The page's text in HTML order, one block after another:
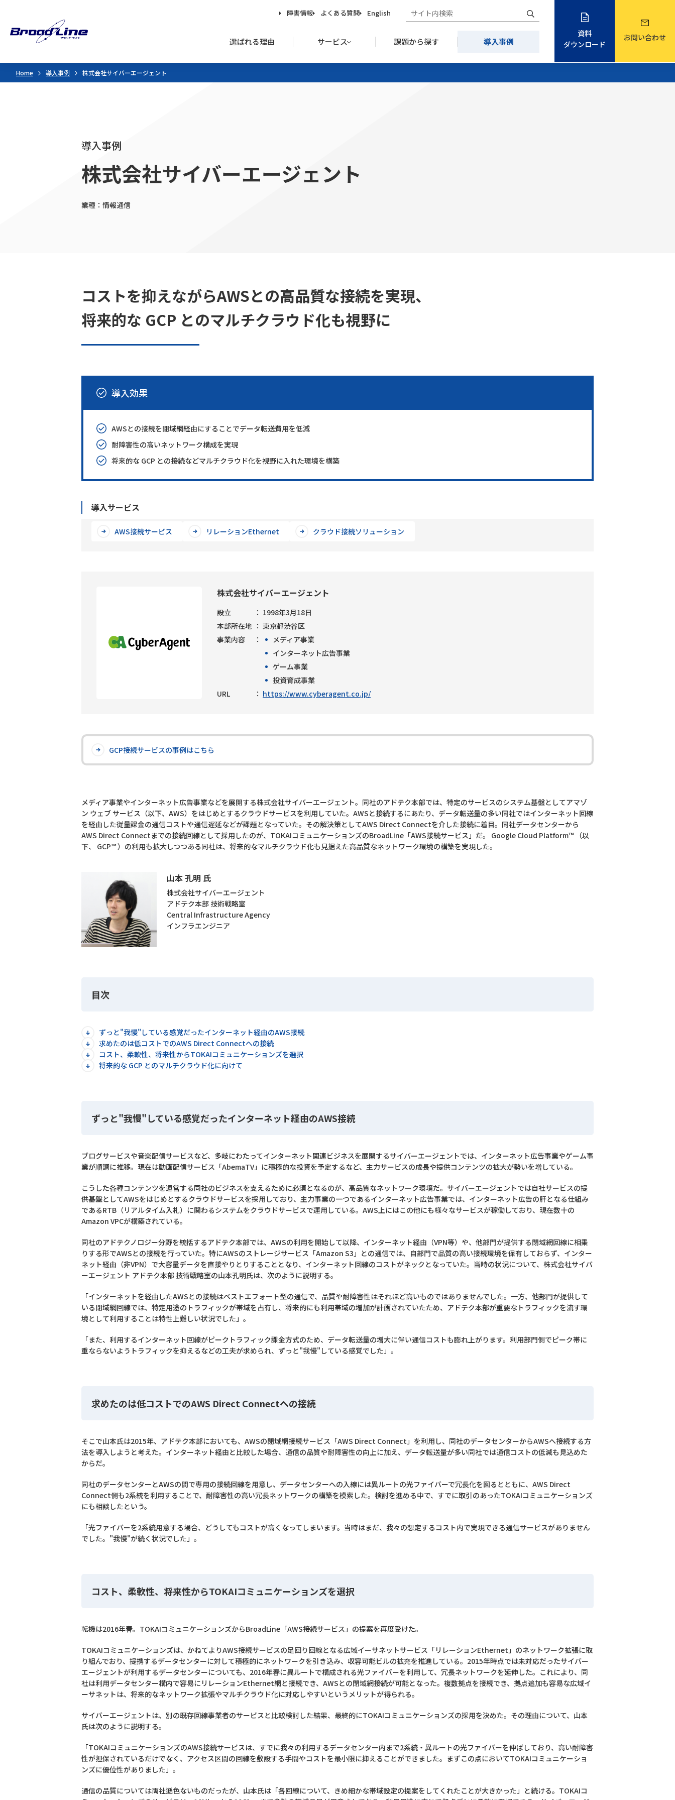
障害情報 よくある質問 English
選ばれる理由 サービス 課題から探す 導入事例
資料
ダウンロード
お問い合わせ
Home 導入事例 株式会社サイバーエージェント
導入事例
株式会社サイバーエージェント
業種：情報通信
コストを抑えながらAWSとの高品質な接続を実現、
将来的な GCP とのマルチクラウド化も視野に
導入効果
AWSとの接続を閉域網経由にすることでデータ転送費用を低減
耐障害性の高いネットワーク構成を実現
将来的な GCP との接続などマルチクラウド化を視野に入れた環境を構築
導入サービス
AWS接続サービス リレーションEthernet クラウド接続ソリューション
株式会社サイバーエージェント
設立
1998年3月18日
本部所在地
東京都渋谷区
事業内容
メディア事業
インターネット広告事業
ゲーム事業
投資育成事業
URL
https://www.cyberagent.co.jp/
GCP接続サービスの事例はこちら
メディア事業やインターネット広告事業などを展開する株式会社サイバーエージェント。同社のアドテク本部では、特定のサービスのシステム基盤としてアマゾ
ン ウェブ サービス（以下、AWS）をはじめとするクラウドサービスを利用していた。AWSと接続するにあたり、データ転送量の多い同社ではインターネット回線
を経由した従量課金の通信コストや通信遅延などが課題となっていた。その解決策としてAWS Direct Connectを介した接続に着目。同社データセンターから
AWS Direct Connectまでの接続回線として採用したのが、TOKAIコミュニケーションズのBroadLine「AWS接続サービス」だ。 Google Cloud Platform™ （以
下、 GCP™ ）の利用も拡大しつつある同社は、将来的なマルチクラウド化も見据えた高品質なネットワーク環境の構築を実現した。
山本 孔明 氏
株式会社サイバーエージェント
アドテク本部 技術戦略室
Central Infrastructure Agency
インフラエンジニア
目次
ずっと"我慢"している感覚だったインターネット経由のAWS接続
求めたのは低コストでのAWS Direct Connectへの接続
コスト、柔軟性、将来性からTOKAIコミュニケーションズを選択
将来的な GCP とのマルチクラウド化に向けて
ずっと"我慢"している感覚だったインターネット経由のAWS接続
ブログサービスや音楽配信サービスなど、多岐にわたってインターネット関連ビジネスを展開するサイバーエージェントでは、インターネット広告事業やゲーム事
業が順調に推移。現在は動画配信サービス「AbemaTV」に積極的な投資を予定するなど、主力サービスの成長や提供コンテンツの拡大が勢いを増している。
こうした各種コンテンツを運営する同社のビジネスを支えるために必須となるのが、高品質なネットワーク環境だ。サイバーエージェントでは自社サービスの提
供基盤としてAWSをはじめとするクラウドサービスを採用しており、主力事業の一つであるインターネット広告事業では、インターネット広告の肝となる仕組み
であるRTB（リアルタイム入札）に関わるシステムをクラウドサービスで運用している。AWS上にはこの他にも様々なサービスが稼働しており、現在数十の
Amazon VPCが構築されている。
同社のアドテクノロジー分野を統括するアドテク本部では、AWSの利用を開始して以降、インターネット経由（VPN等）や、他部門が提供する閉域網回線に相乗
りする形でAWSとの接続を行っていた。特にAWSのストレージサービス「Amazon S3」との通信では、自部門で品質の高い接続環境を保有しておらず、インター
ネット経由（非VPN）で大容量データを直接やりとりすることとなり、インターネット回線のコストがネックとなっていた。当時の状況について、株式会社サイバ
ーエージェント アドテク本部 技術戦略室の山本孔明氏は、次のように説明する。
「インターネットを経由したAWSとの接続はベストエフォート型の通信で、品質や耐障害性はそれほど高いものではありませんでした。一方、他部門が提供して
いる閉域網回線では、特定用途のトラフィックが帯域を占有し、将来的にも利用帯域の増加が計画されていたため、アドテク本部が重要なトラフィックを流す環
境として利用することは特性上難しい状況でした」。
「また、利用するインターネット回線がピークトラフィック課金方式のため、データ転送量の増大に伴い通信コストも膨れ上がります。利用部門側でピーク帯に
重ならないようトラフィックを抑えるなどの工夫が求められ、ずっと"我慢"している感覚でした」。
求めたのは低コストでのAWS Direct Connectへの接続
そこで山本氏は2015年、アドテク本部においても、AWSの閉域網接続サービス「AWS Direct Connect」を利用し、同社のデータセンターからAWSへ接続する方
法を導入しようと考えた。インターネット経由と比較した場合、通信の品質や耐障害性の向上に加え、データ転送量が多い同社では通信コストの低減も見込めた
からだ。
同社のデータセンターとAWSの間で専用の接続回線を用意し、データセンターへの入線には異ルートの光ファイバーで冗長化を図るとともに、AWS Direct
Connect側も2系統を利用することで、耐障害性の高い冗長ネットワークの構築を模索した。検討を進める中で、すでに取引のあったTOKAIコミュニケーションズ
にも相談したという。
「光ファイバーを2系統用意する場合、どうしてもコストが高くなってしまいます。当時はまだ、我々の想定するコスト内で実現できる通信サービスがありません
でした。"我慢"が続く状況でした」。
コスト、柔軟性、将来性からTOKAIコミュニケーションズを選択
転機は2016年春。TOKAIコミュニケーションズからBroadLine「AWS接続サービス」の提案を再度受けた。
TOKAIコミュニケーションズは、かねてよりAWS接続サービスの足回り回線となる広域イーサネットサービス「リレーションEthernet」のネットワーク拡張に取
り組んでおり、提携するデータセンターに対して積極的にネットワークを引き込み、収容可能ビルの拡充を推進している。2015年時点では未対応だったサイバー
エージェントが利用するデータセンターについても、2016年春に異ルートで構成される光ファイバーを利用して、冗長ネットワークを延伸した。これにより、同
社は利用データセンター構内で容易にリレーションEthernet網と接続でき、AWSとの閉域網接続が可能となった。複数拠点を接続でき、拠点追加も容易な広域イ
ーサネットは、将来的なネットワーク拡張やマルチクラウド化に対応しやすいというメリットが得られる。
サイバーエージェントは、別の既存回線事業者のサービスと比較検討した結果、最終的にTOKAIコミュニケーションズの採用を決めた。その理由について、山本
氏は次のように説明する。
「TOKAIコミュニケーションズのAWS接続サービスは、すでに我々の利用するデータセンター内まで2系統・異ルートの光ファイバーを伸ばしており、高い耐障害
性が担保されているだけでなく、アクセス区間の回線を敷設する手間やコストを最小限に抑えることができました。まずこの点においてTOKAIコミュニケーショ
ンズに優位性がありました」。
通信の品質については両社遜色ないものだったが、山本氏は「各回線について、きめ細かな帯域設定の提案をしてくれたことが大きかった」と続ける。TOKAIコ